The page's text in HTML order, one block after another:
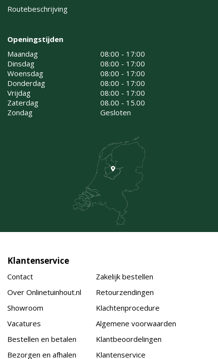
Routebeschrijving
Openingstijden
Maandag
08:00 - 17:00
Dinsdag
08:00 - 17:00
Woensdag
08:00 - 17:00
Donderdag
08:00 - 17:00
Vrijdag
08:00 - 17:00
Zaterdag
08.00 - 15.00
Zondag
Gesloten
Klantenservice
Contact
Over Onlinetuinhout.nl
Showroom
Vacatures
Bestellen en betalen
Bezorgen en afhalen
Zakelijk bestellen
Retourzendingen
Klachtenprocedure
Algemene voorwaarden
Klantbeoordelingen
Klantenservice